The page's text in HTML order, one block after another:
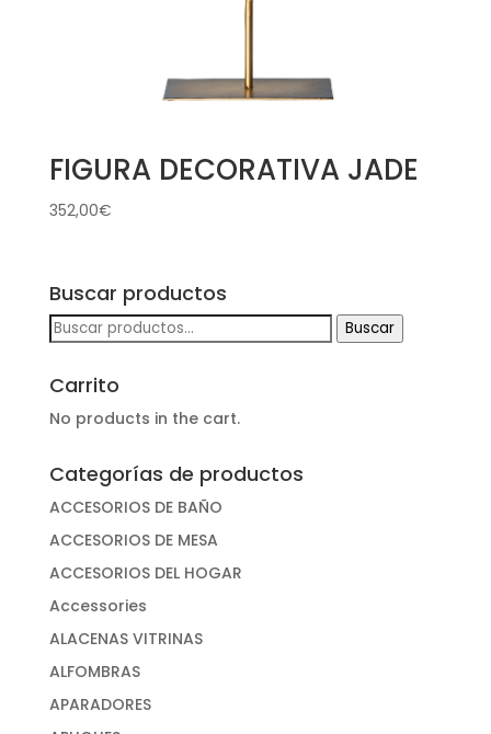
FIGURA DECORATIVA JADE
352,00€
Buscar productos
Buscar
Buscar
Carrito
No products in the cart.
Categorías de productos
ACCESORIOS DE BAÑO
ACCESORIOS DE MESA
ACCESORIOS DEL HOGAR
Accessories
ALACENAS VITRINAS
ALFOMBRAS
APARADORES